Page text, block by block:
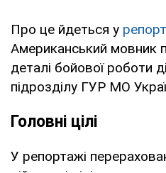
Про це йдеться у
Американський мовник
деталі бойової роботи
підрозділу ГУР МО
Головні цілі
У репортажі